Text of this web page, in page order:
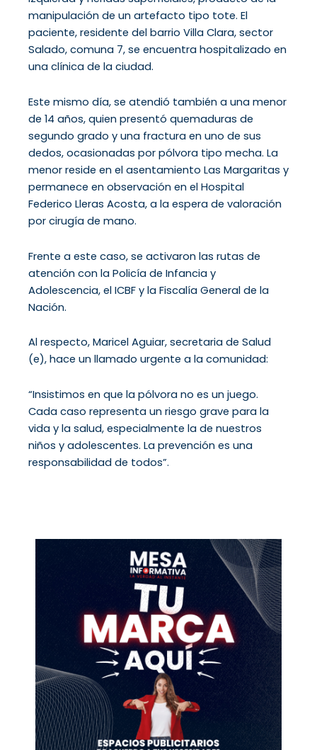
manipulación de un artefacto tipo tote. El
paciente, residente del barrio Villa Clara, sector
Salado, comuna 7, se encuentra hospitalizado en
una clínica de la ciudad.
Este mismo día, se atendió también a una menor
de 14 años, quien presentó quemaduras de
segundo grado y una fractura en uno de sus
dedos, ocasionadas por pólvora tipo mecha. La
menor reside en el asentamiento Las Margaritas y
permanece en observación en el Hospital
Federico Lleras Acosta, a la espera de valoración
por cirugía de mano.
Frente a este caso, se activaron las rutas de
atención con la Policía de Infancia y
Adolescencia, el ICBF y la Fiscalía General de la
Nación.
Al respecto, Maricel Aguiar, secretaria de Salud
(e), hace un llamado urgente a la comunidad:
“Insistimos en que la pólvora no es un juego.
Cada caso representa un riesgo grave para la
vida y la salud, especialmente la de nuestros
niños y adolescentes. La prevención es una
responsabilidad de todos”.